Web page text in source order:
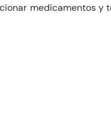
medicamentos y